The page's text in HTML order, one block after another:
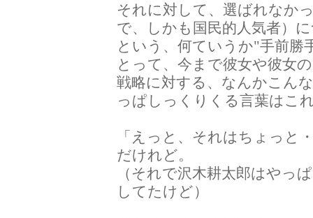
それに対して、選ばれなか
で、しかも国民的人気者）
という、何ていうか"手前勝
とって、今まで彼女や彼女
戦略に対する、なんかこん
っぱしっくりくる言葉はこ
「えっと、それはちょっと
だけれど。
（それで沢木耕太郎はやっ
してたけど）